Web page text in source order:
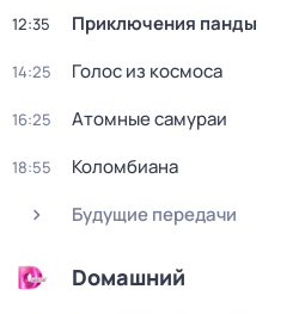
12:35 Приключения панды
14:25 Голос из космоса
16:25 Атомные самураи
18:55
Коломбиана
Будущие передачи
Dомашний